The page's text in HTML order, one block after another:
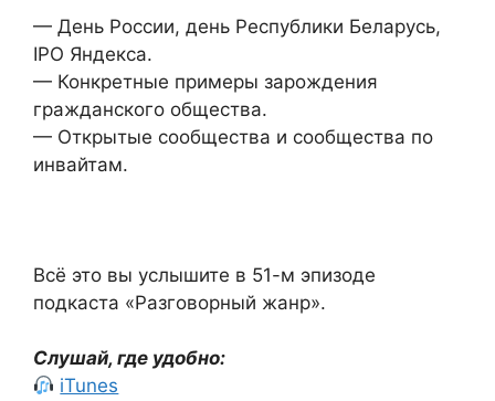
— День России, день Республики Беларусь,
IPO Яндекса.
— Конкретные примеры зарождения
гражданского общества.
— Открытые сообщества и сообщества по
инвайтам.
Всё это вы услышите в 51-м эпизоде
подкаста «Разговорный жанр».
Слушай, где удобно:
iTunes